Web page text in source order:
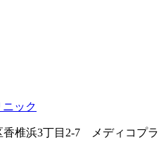
香椎浜3丁目2-7 メディコプラ